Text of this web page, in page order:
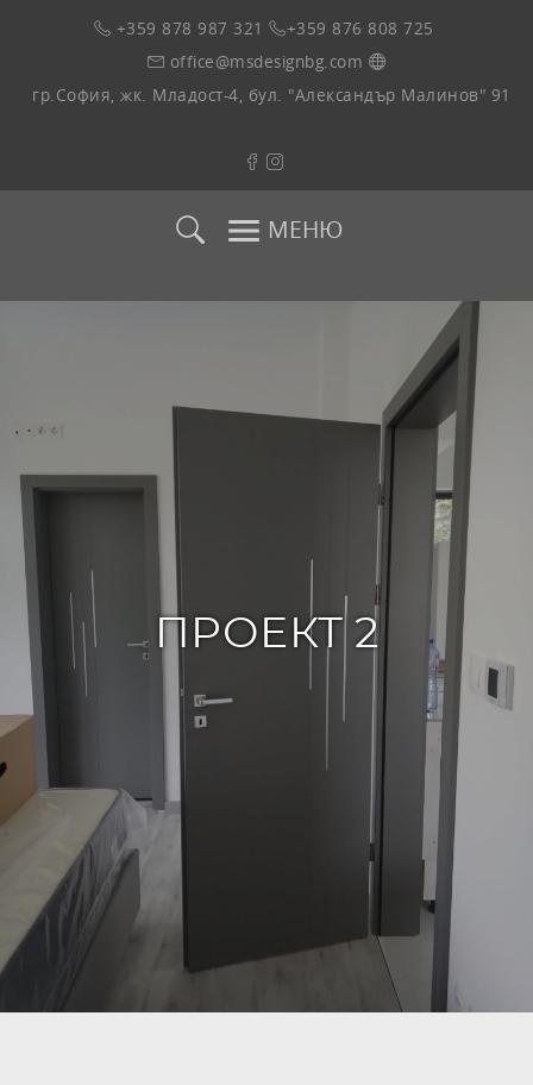
+359 878 987 321
+359 876 808 725
office@msdesignbg.com
гр.София, жк. Младост-4, бул. "Александър Малинов" 91
МЕНЮ
ПРОЕКТ 2